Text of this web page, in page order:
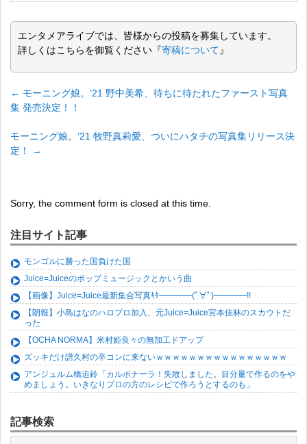
エンタメアライブでは、皆様からの投稿を募集しています。
詳しくはこちらを御覧ください『寄稿について 』
← モーニング娘。’21 野中美希、待ちに待たれたファースト写真
集 発売決定！！
モーニング娘。’21 牧野真莉愛、ついにハタチの写真集リリース決
定！
→
Sorry, the comment form is closed at this time.
注目サイト記事
モンゴルに勝った国負けた国
Juice=Juiceのポップミュージックとかいう曲
【画像】Juice=Juice最新集合写真ｷﾀ━━━━(ﾟ∀ﾟ)━━━━!!
【朗報】小島はなのハロプロ加入、元Juice=Juice宮本佳林のスカウトだ
った
【OCHA NORMA】米村姫良々の無加工ドアップ
ズッキだけ譜久村の卒コンに来ないｗｗｗｗｗｗｗｗｗｗｗｗｗｗｗｗ
アンジュルム橋迫鈴「カルボナーラ！失敗しました。目分量で作るのをや
めましょう。いきなりプロの方のレシピで作ろうとするのも」
記事検索